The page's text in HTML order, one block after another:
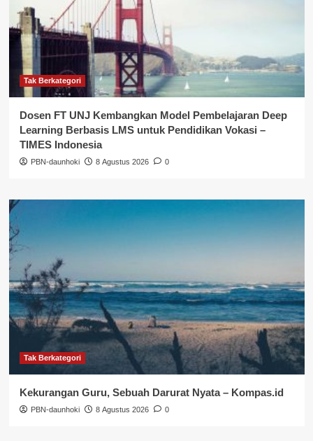
Tak Berkategori
Dosen FT UNJ Kembangkan Model Pembelajaran Deep
Learning Berbasis LMS untuk Pendidikan Vokasi –
TIMES Indonesia
PBN-daunhoki 8 Agustus 2026 0
Tak Berkategori
Kekurangan Guru, Sebuah Darurat Nyata – Kompas.id
PBN-daunhoki 8 Agustus 2026 0